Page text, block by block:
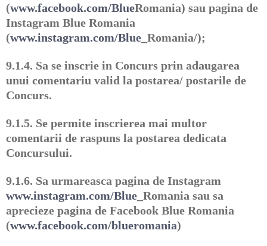
(www.facebook.com/BlueRomania) sau pagina de
Instagram Blue Romania
(www.instagram.com/Blue _Romania/);
9.1.4. Sa se inscrie in Concurs prin adaugarea
unui comentariu valid la postarea/ postarile de
Concurs.
9.1.5. Se permite inscrierea mai multor
comentarii de raspuns la postarea dedicata
Concursului.
9.1.6. Sa urmareasca pagina de Instagram
www.instagram.com/Blue _Romania sau sa
aprecieze pagina de Facebook Blue Romania
(www.facebook.com/blueromania)